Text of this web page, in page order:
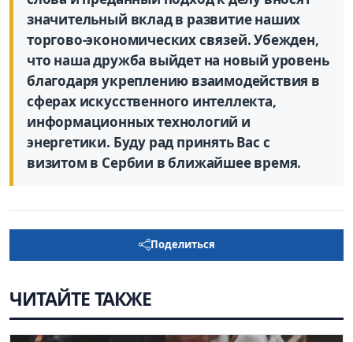
значительный вклад в развитие наших
торгово-экономических связей. Убежден,
что наша дружба выйдет на новый уровень
благодаря укреплению взаимодействия в
сферах искусственного интеллекта,
информационных технологий и
энергетики. Буду рад принять Вас с
визитом в Сербии в ближайшее время.
Поделиться
ЧИТАЙТЕ ТАКЖЕ